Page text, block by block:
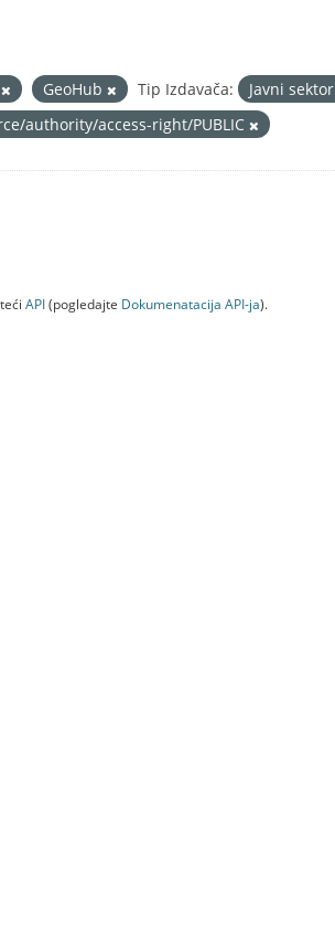
GeoHub Tip Izdavača: Javni sektor
authority/access-right/PUBLIC
API(pogledajte Dokumenаtаcijа API-jа).